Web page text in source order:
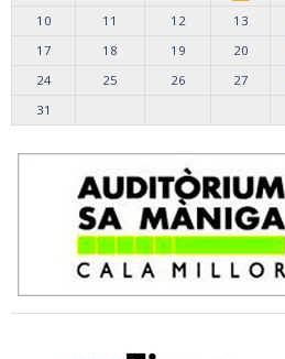
10 11 12 13
17
18 19 20
24
25 26 27
31